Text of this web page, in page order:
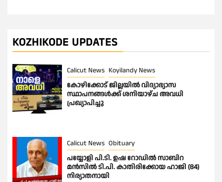
KOZHIKODE UPDATES
Calicut News Koyilandy News
കോഴിക്കോട് ജില്ലയിൽ വിദ്യാഭ്യാസ
സ്ഥാപനങ്ങൾക്ക് ശനിയാഴ്ച അവധി
പ്രഖ്യാപിച്ചു
Calicut News Obituary
പയ്യോളി പി.ടി. ഉഷ റോഡിൽ സാബിറ
മൻസിൽ ടി.പി. കാതിരിക്കോയ ഹാജി (84)
നിര്യാതനായി